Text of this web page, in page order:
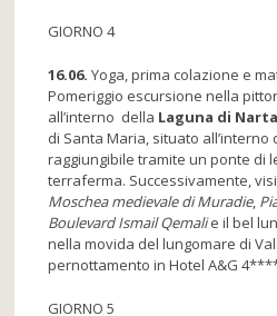
GIORNO 4
16.06. Yoga, prima colazione e
Pomeriggio escursione nella
all’interno della Laguna di Narta
di Santa Maria, situato all’interno
raggiungibile tramite un ponte di
terraferma. Successivamente,
Moschea medievale di Muradie,
Boulevard Ismail Qemalie il bel
nella movida del lungomare di
pernottamento in Hotel A&G
GIORNO 5